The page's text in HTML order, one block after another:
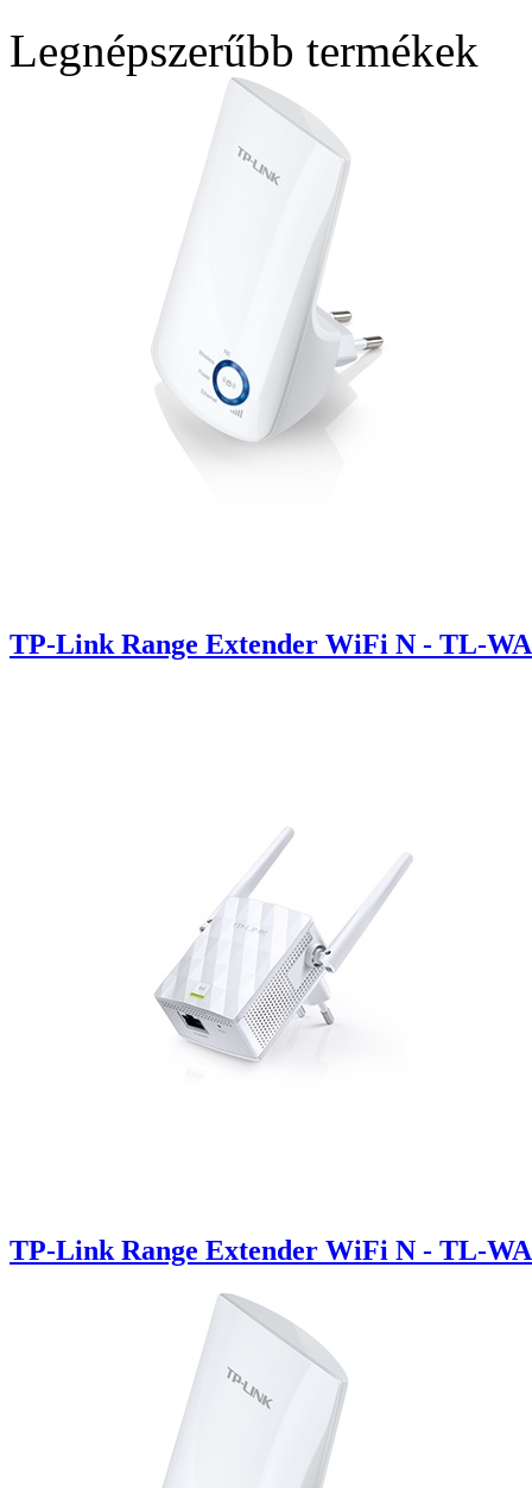
Legnépszerűbb termékek
TP-Link Range Extender WiFi N - TL-
TP-Link Range Extender WiFi N - TL-